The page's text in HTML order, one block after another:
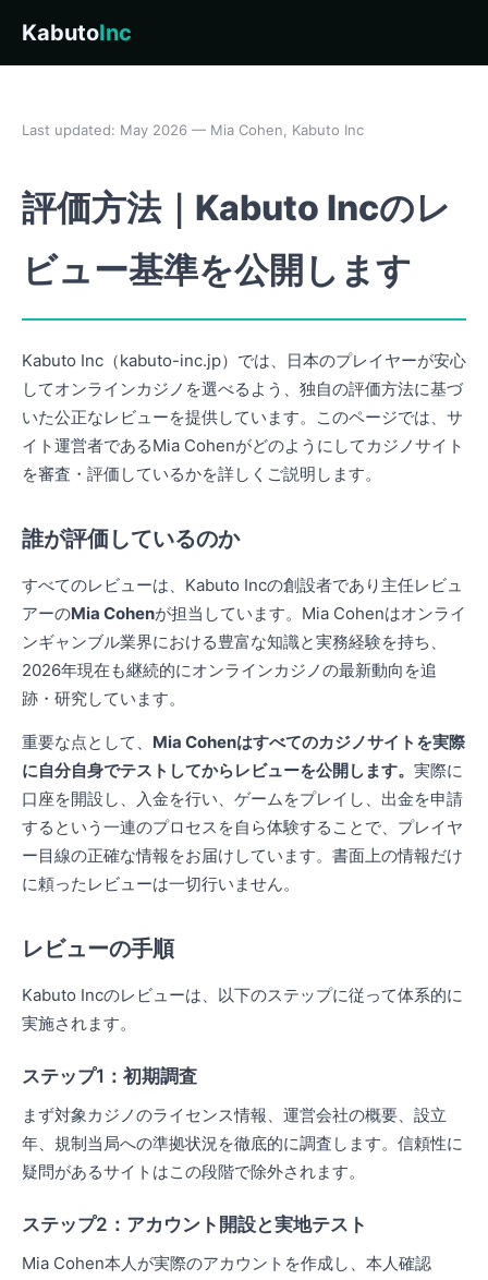
KabutoInc
Last updated: May 2026 — Mia Cohen, Kabuto Inc
評価方法｜Kabuto Incのレ
ビュー基準を公開します
Kabuto Inc（kabuto-inc.jp）では、日本のプレイヤーが安心
してオンラインカジノを選べるよう、独自の評価方法に基づ
いた公正なレビューを提供しています。このページでは、サ
イト運営者であるMia Cohenがどのようにしてカジノサイト
を審査・評価しているかを詳しくご説明します。
誰が評価しているのか
すべてのレビューは、Kabuto Incの創設者であり主任レビュ
アーのMia Cohenが担当しています。Mia Cohenはオンライ
ンギャンブル業界における豊富な知識と実務経験を持ち、
2026年現在も継続的にオンラインカジノの最新動向を追
跡・研究しています。
重要な点として、 Mia Cohenはすべてのカジノサイトを実際
に自分自身でテストしてからレビューを公開します。 実際に
口座を開設し、入金を行い、ゲームをプレイし、出金を申請
するという一連のプロセスを自ら体験することで、プレイヤ
ー目線の正確な情報をお届けしています。書面上の情報だけ
に頼ったレビューは一切行いません。
レビューの手順
Kabuto Incのレビューは、以下のステップに従って体系的に
実施されます。
ステップ1：初期調査
まず対象カジノのライセンス情報、運営会社の概要、設立
年、規制当局への準拠状況を徹底的に調査します。信頼性に
疑問があるサイトはこの段階で除外されます。
ステップ2：アカウント開設と実地テスト
Mia Cohen本人が実際のアカウントを作成し、本人確認